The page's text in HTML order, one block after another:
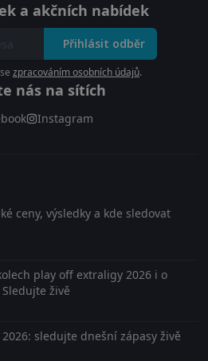
a akčních nabídek
Přihlásit odběr
zpracováním osobních údajů.
nás na sítích
Instagram
ceny, výsledky a kde sledovat
play off extraligy 2026 i o
živě
sledujte dnešní zápasy živě